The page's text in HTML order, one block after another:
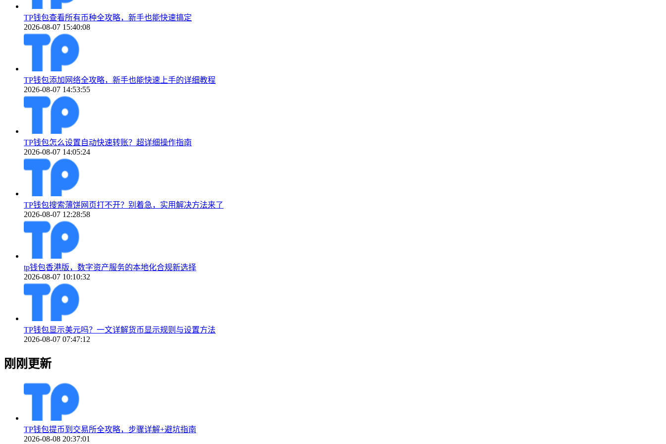
TP钱包查看所有币种全攻略，新手也能快速搞定
2026-08-07 15:40:08
TP钱包添加网络全攻略，新手也能快速上手的详细教程
2026-08-07 14:53:55
TP钱包怎么设置自动快速转账？超详细操作指南
2026-08-07 14:05:24
TP钱包搜索薄饼网页打不开？别着急，实用解决方法来了
2026-08-07 12:28:58
tp钱包香港版，数字资产服务的本地化合规新选择
2026-08-07 10:10:32
TP钱包显示美元吗？一文详解货币显示规则与设置方法
2026-08-07 07:47:12
刚刚更新
TP钱包提币到交易所全攻略，步骤详解+避坑指南
2026-08-08 20:37:01